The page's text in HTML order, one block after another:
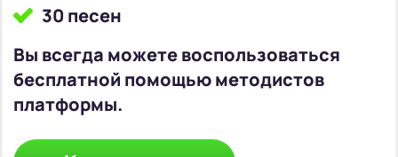
30 песен
Вы всегда можете воспользоваться
бесплатной помощью методистов
платформы.